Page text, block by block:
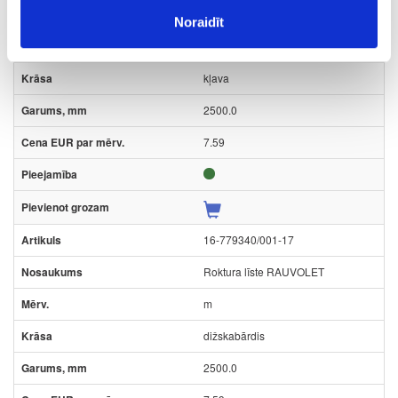
Noraidīt
Roktura līste RAUVOLET
m
kļava
2500.0
7.59
16-779340/001-17
Roktura līste RAUVOLET
m
dižskabārdis
2500.0